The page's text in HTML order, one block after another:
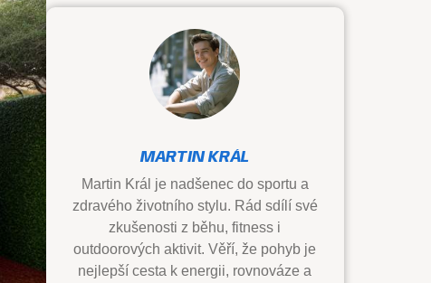
MARTIN KRÁL
Martin Král je nadšenec do sportu a
zdravého životního stylu. Rád sdílí své
zkušenosti z běhu, fitness i
outdoorových aktivit. Věří, že pohyb je
nejlepší cesta k energii, rovnováze a